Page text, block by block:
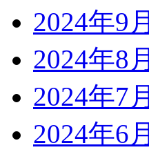
2024年9月
2024年8月
2024年7月
2024年6月